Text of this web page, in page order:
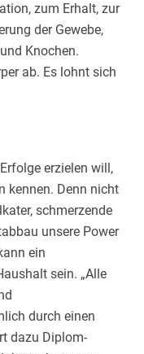
zum Erhalt, zur
der Gewebe,
Knochen.
ab. Es lohnt sich
erzielen will,
kennen. Denn nicht
schmerzende
unsere Power
ein
sein. „Alle
durch einen
dazu Diplom-